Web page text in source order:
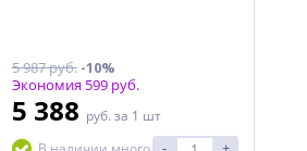
5 987 руб.-10%
Экономия 599 руб.
5 388 руб. за 1 шт